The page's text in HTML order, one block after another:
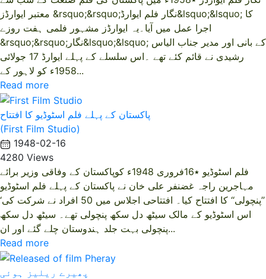
معتبر ایوارڈز &rsquo;&rsquo;نگار فلم ایوارڈ&lsquo;&lsquo; کا
اجرا عمل میں آیا۔یہ ایوارڈز مشہور فلمی ہفت روزے
&rsquo;&rsquo;نگار&lsquo;&lsquo; کے بانی اور مدیر جناب الیاس
رشیدی نے قائم کئے تھے ۔اس سلسلے کے پہلے ایوارڈ 17 جولائی
1958ء کو لاہور کے...
Read more
پاکستان کے پہلے فلم اسٹوڈیو کا افتتاح
(First Film Studio)
1948-02-16
4280 Views
فلم اسٹوڈیو ٭16فروری 1948ء کوپاکستان کے وفاقی وزیر برائے
مہاجرین راجہ غضنفر علی خان نے پاکستان کے پہلے فلم اسٹوڈیو
’’پنچولی‘‘ کا افتتاح کیا۔ افتتاحی اجلاس میں 50 افراد نے شرکت کی‘
اس اسٹوڈیو کے مالک سیٹھ دل سکھ پنچولی تھے۔ سیٹھ دل سکھ
پنچولی بہت جلد ہندوستان چلے گئے اور ان...
Read more
پھیرے ریلیز ہوئی